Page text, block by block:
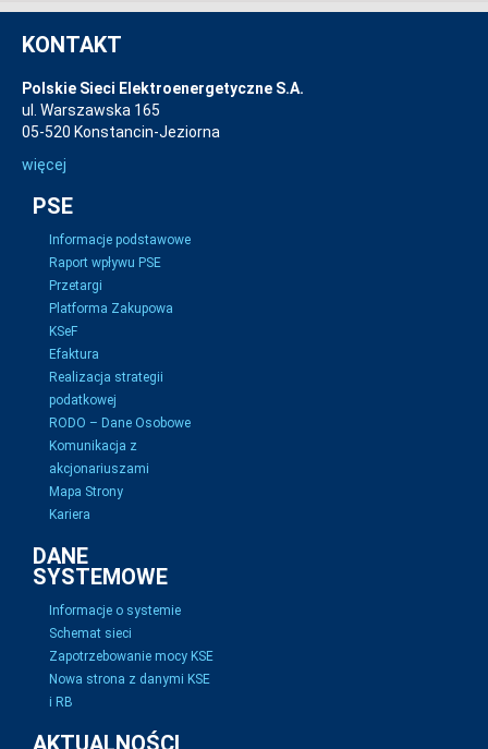
KONTAKT
Polskie Sieci Elektroenergetyczne S.A.
ul. Warszawska 165
05-520 Konstancin-Jeziorna
więcej
PSE
Informacje podstawowe
Raport wpływu PSE
Przetargi
Platforma Zakupowa
KSeF
Efaktura
Realizacja strategii
podatkowej
RODO – Dane Osobowe
Komunikacja z
akcjonariuszami
Mapa Strony
Kariera
DANE
SYSTEMOWE
Informacje o systemie
Schemat sieci
Zapotrzebowanie mocy KSE
Nowa strona z danymi KSE
i RB
AKTUALNOŚCI